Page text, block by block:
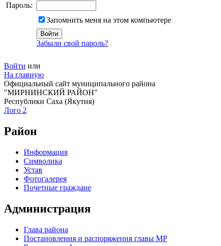
Пароль:
Запомнить меня на этом компьютере
Забыли свой пароль?
Войти или
На главную
Официальный сайт муниципального района
"МИРНИНСКИЙ РАЙОН"
Республики Саха (Якутия)
Лого 2
Район
Информация
Символика
Устав
Фотогалерея
Почетные граждане
Администрация
Глава района
Постановления и распоряжения главы МР